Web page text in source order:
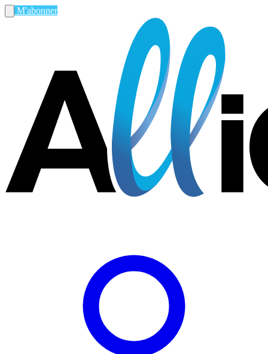
M'abonner